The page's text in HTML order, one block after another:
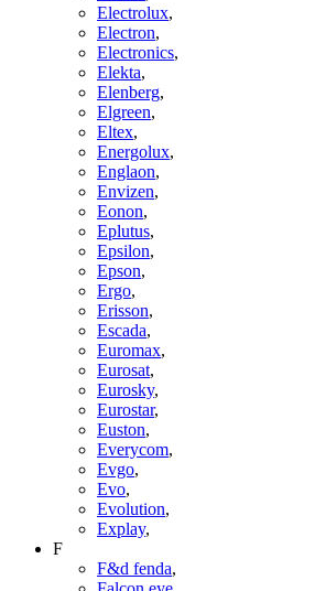
Electrolux,
Electron,
Electronics,
Elekta,
Elenberg,
Elgreen,
Eltex,
Energolux,
Englaon,
Envizen,
Eonon,
Eplutus,
Epsilon,
Epson,
Ergo,
Erisson,
Escada,
Euromax,
Eurosat,
Eurosky,
Eurostar,
Euston,
Everycom,
Evgo,
Evo,
Evolution,
Explay,
F
F&d fenda,